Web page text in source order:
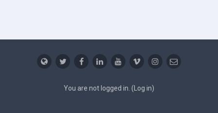
You are not logged in. ( Log in)